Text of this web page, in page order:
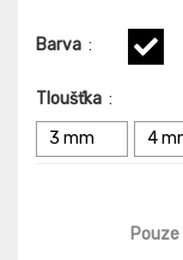
Barva :
Tloušťka :
3 mm
4